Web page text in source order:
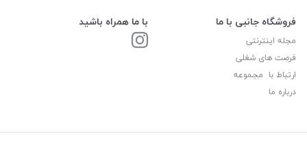
فروشگاه جانبی با ما
مجله اینترنتی
فرصت های شغلی
ارتباط با مجموعه
درباره ما
با ما همراه باشید